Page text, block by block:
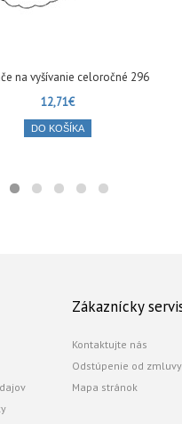
na vyšívanie celoročné 296
12,71€
DO KOŠÍKA
Zákaznícky
Kontaktujte nás
Odstúpenie od zmluvy
Mapa stránok